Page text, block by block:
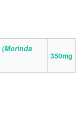
(Morinda
350mg